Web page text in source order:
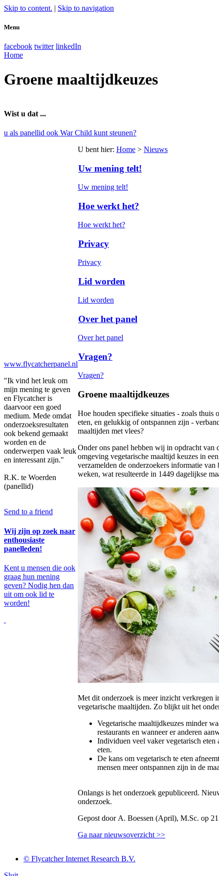
Skip to content. | Skip to navigation
Menu
facebook twitter linkedIn
Home
Groene maaltijdkeuzes
Wist u dat ...
u als panellid ook War Child kunt steunen?
www.flycatcherpanel.nl
"Ik vind het leuk om
mijn mening te geven
en Flycatcher is
daarvoor een goed
medium. Mede omdat
onderzoeksresultaten
ook bekend gemaakt
worden en de
onderwerpen vaak leuk
en interessant zijn."
R.K. te Woerden
(panellid)
Send to a friend
Wij zijn op zoek naar
enthousiaste
panelleden!
Kent u mensen die ook
graag hun mening
geven? Nodig hen dan
uit om ook lid te
worden!
U bent hier: Home > Nieuws
Uw mening telt!
Uw mening telt!
Hoe werkt het?
Hoe werkt het?
Privacy
Privacy
Lid worden
Lid worden
Over het panel
Over het panel
Vragen?
Vragen?
Groene maaltijdkeuzes
Hoe houden specifieke situaties - zoals thuis
eten, en gelukkig of ontspannen zijn -
maaltijden met vlees?
Onder ons panel hebben wij in opdracht van
omgeving vegetarische maaltijd keuzes in
verzamelden de onderzoekers informatie
weken, wat resulteerde in 1449 dagelijkse
Met dit onderzoek is meer inzicht verkregen
vegetarische maaltijden. Zo blijkt uit het
Vegetarische maaltijdkeuzes minder
restaurants en wanneer er anderen
Individuen veel vaker vegetarisch eten
eten.
De kans om vegetarisch te eten
mensen meer ontspannen zijn in de
Onlangs is het onderzoek gepubliceerd.
onderzoek.
Gepost door A. Boessen (April), M.Sc. op
Ga naar nieuwsoverzicht >>
© Flycatcher Internet Research B.V.